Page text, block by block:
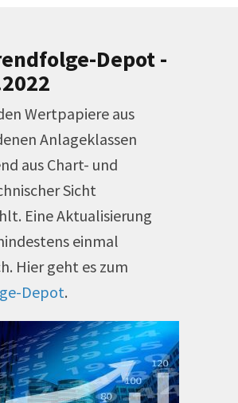
Depot -
Wertpapiere aus
Anlageklassen
aus Chart- und
Sicht
Eine Aktualisierung
einmal
Hier geht es zum
Depot.